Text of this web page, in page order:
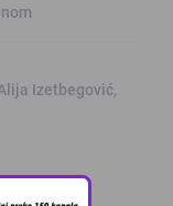
Izetbegović,